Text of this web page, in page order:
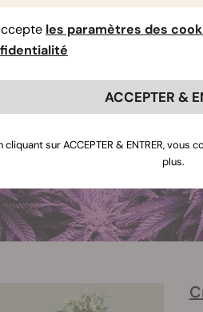
les paramètres des
ACCEPTER &
cliquant sur ACCEPTER & ENTRER, vous
plus.